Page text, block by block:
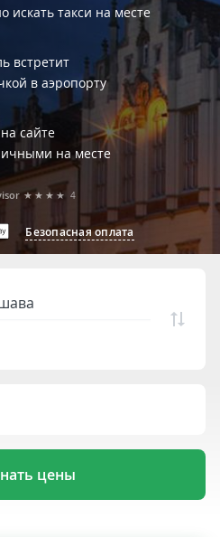
искать такси на месте
встретит
в аэропорту
сайте
на месте
Безопасная оплата
★★★★ 4
цены